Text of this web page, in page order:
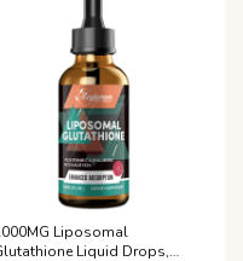
Liposomal
Liquid Drops,